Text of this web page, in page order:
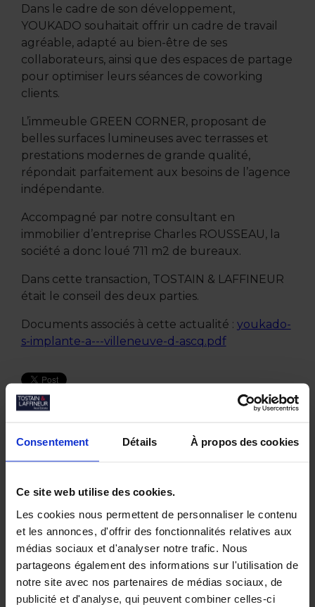
Consentement Détails À propos des cookies
Ce site web utilise des cookies.
Les cookies nous permettent de personnaliser le contenu
et les annonces, d'offrir des fonctionnalités relatives aux
médias sociaux et d'analyser notre trafic. Nous
partageons également des informations sur l'utilisation de
notre site avec nos partenaires de médias sociaux, de
publicité et d'analyse, qui peuvent combiner celles-ci
Dans le cadre de son développement,
YOUKADO souhaitait offrir un cadre de travail
agréable, adapté au bien-être de ses
collaborateurs, ainsi que des espaces de partage
pour optimiser leurs séances de coworking
clients.
L’immeuble GREEN CORNER, proposant de
belles surfaces lumineuses avec terrasses et
prestations modernes de grande qualité,
répondait parfaitement aux besoins de l’agence
indépendante.
Accompagné par notre consultant en
immobilier d’entreprise Charles ROUSSEAU, la
société a donc loué 711 m2 de bureaux.
Dans cette transaction, TOSTAIN & LAFFINEUR
était le conseil des deux parties.
Documents associés à cette actualité : youkado-
s-implante-a---villeneuve-d-ascq.pdf
Autres actualités
Tostain & Laffineur à la 15ᵉ Business Golf
Cup d’Arras
Empreintes Textiles : une exposition dans
un lieu atypique à Lille
Mai 2026
JOCO Pickleball : un nouveau lieu
hybride et convivial à la Pilaterie